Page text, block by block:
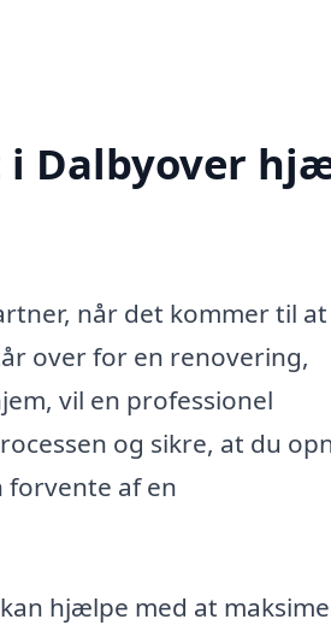
Dalbyover
når det kommer til at
over for en renovering,
vil en professionel
og sikre, at du
forvente af en
hjælpe med at